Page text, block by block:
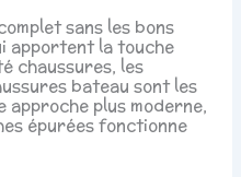
sans les bons
apportent la touche
chaussures, les
bateau sont les
approche plus moderne,
épurées fonctionne